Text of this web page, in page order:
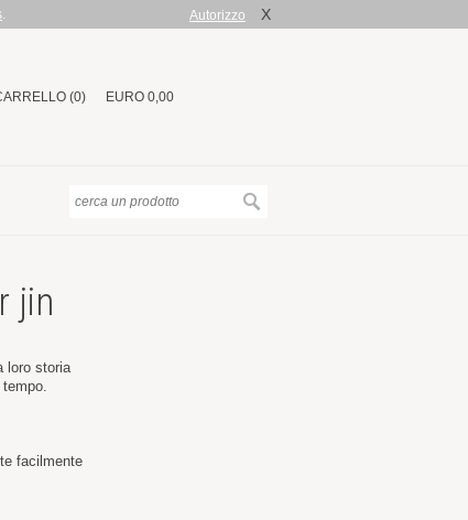
. Autorizzo X
(0) EURO 0,00
jin
loro storia
facilmente